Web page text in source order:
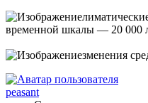
временной шкалы — 20 000
зменения
peasant